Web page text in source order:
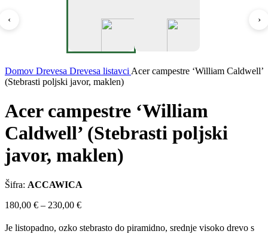
‹ ›
Domov Drevesa Drevesa listavci Acer campestre ‘William Caldwell’
(Stebrasti poljski javor, maklen)
Acer campestre ‘William
Caldwell’ (Stebrasti poljski
javor, maklen)
Šifra: ACCAWICA
180,00 € – 230,00 €Cenovni
od
Je listopadno, ozko stebrasto do piramidno, srednje visoko drevo s